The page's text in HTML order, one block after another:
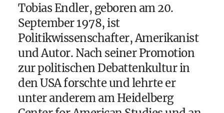
Tobias Endler, geboren am 20.
September 1978, ist
Politikwissenschafter, Amerikanist
und Autor. Nach seiner Promotion
zur politischen Debattenkultur in
den USA forschte und lehrte er
unter anderem am Heidelberg